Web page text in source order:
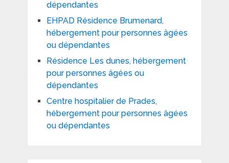
dépendantes
EHPAD Résidence Brumenard,
hébergement pour personnes âgées
ou dépendantes
Résidence Les dunes, hébergement
pour personnes âgées ou
dépendantes
Centre hospitalier de Prades,
hébergement pour personnes âgées
ou dépendantes